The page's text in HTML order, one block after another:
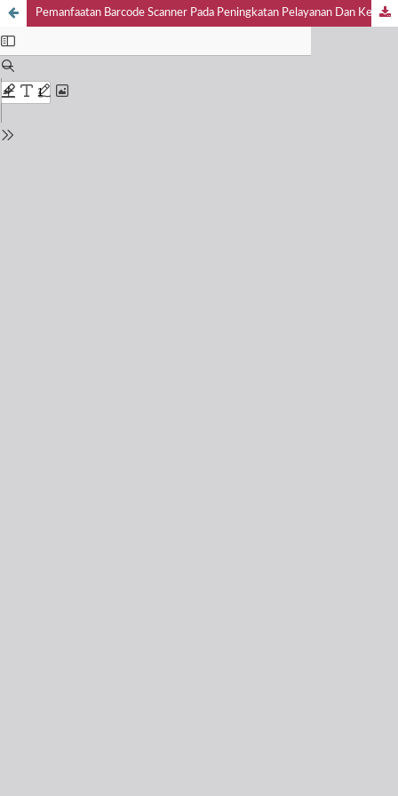
Pemanfaatan Barcode Scanner Pada Peningkatan Pelayanan Dan Kepuasan Masyarakat Di Kecamatan Trowulan